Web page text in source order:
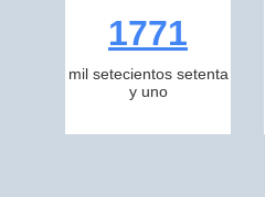
1771
mil setecientos setenta
y uno